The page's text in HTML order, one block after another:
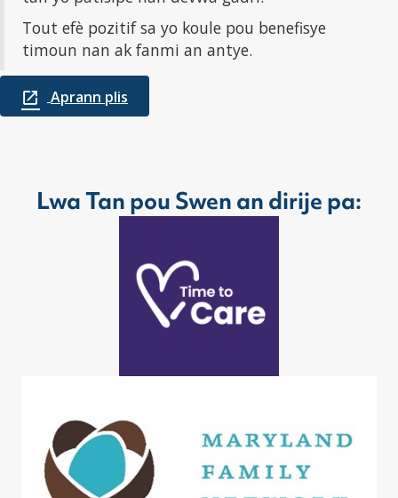
Tout efè pozitif sa yo koule pou benefisye
timoun nan ak fanmi an antye.
Aprann plis
Lwa Tan pou Swen an dirije pa: